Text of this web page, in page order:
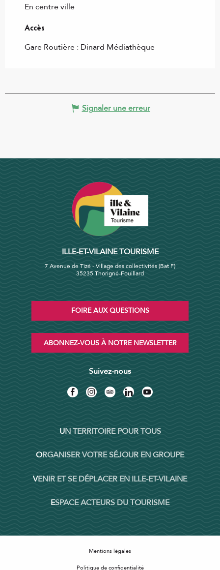
En centre ville
Accès
Accès
Gare Routière : Dinard Médiathèque
Signaler une erreur
ILLE-ET-VILAINE TOURISME
7 Avenue de Tizé - Village des collectivités (Bat F)
35235 Thorigné-Fouillard
FOIRE AUX QUESTIONS
ABONNEZ-VOUS À NOTRE NEWSLETTER
Suivez-nous
UN TERRITOIRE POUR TOUS
ORGANISER VOTRE SÉJOUR EN GROUPE
VENIR ET SE DÉPLACER EN ILLE-ET-VILAINE
ESPACE ACTEURS DU TOURISME
Mentions légales
Politique de confidentialité